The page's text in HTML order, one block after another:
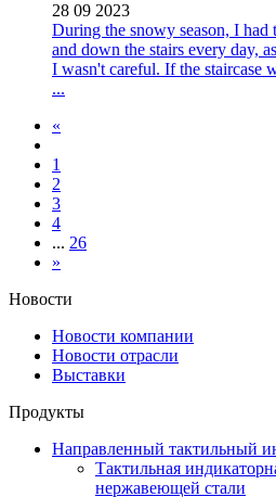
28 09 2023
During the snowy season, I
and down the stairs every day,
I wasn't careful. If the staircase
...
«
1
2
3
4
... 26
»
Новости
Новости компании
Новости отрасли
Выставки
Продукты
Направленный тактильный
Тактильная
нержавеющей стали